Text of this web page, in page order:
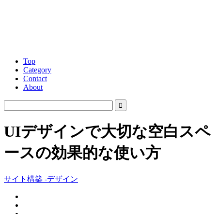
Top
Category
Contact
About
UIデザインで大切な空白スペ
ースの効果的な使い方
サイト構築 -デザイン